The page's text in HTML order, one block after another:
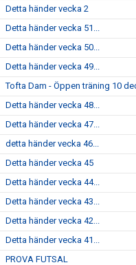
Detta händer vecka 2
Detta händer vecka 51...
Detta händer vecka 50...
Detta händer vecka 49...
Tofta Dam - Öppen träning 10
Detta händer vecka 48...
Detta händer vecka 47...
detta händer vecka 46...
Detta händer vecka 45
Detta händer vecka 44...
Detta händer vecka 43...
Detta händer vecka 42...
Detta händer vecka 41...
PROVA FUTSAL